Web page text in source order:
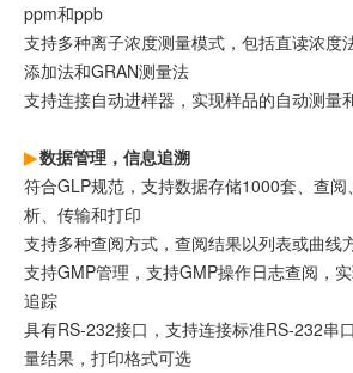
ppm和ppb
支持多种离子浓度测量模式，包括直读浓度
添加法和GRAN测量法
支持连接自动进样器，实现样品的自动测量
数据管理，信息追溯
符合GLP规范，支持数据存储1000套、查
析、传输和打印
支持多种查阅方式，查阅结果以列表或曲线
支持GMP管理，支持GMP操作日志查阅，
追踪
具有RS-232接口，支持连接标准RS-232串
量结果，打印格式可选